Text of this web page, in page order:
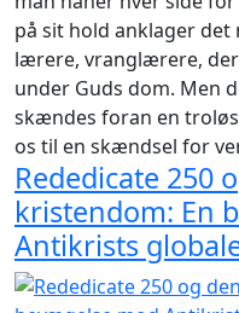
på sit hold anklager
lærere, vranglærere,
under Guds dom. Men
skændes foran en
os til en skændsel for
Rededicate 250
kristendom: En
Antikrists